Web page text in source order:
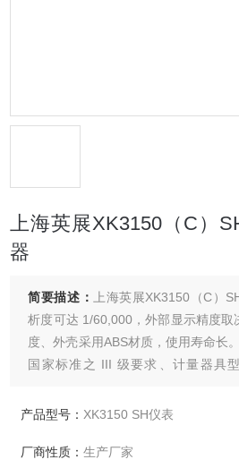
上海英展XK3150（C）
器
简要描述：
上海英展XK3150（C）SH
析度可达 1/60,000，外部显示精度
度、外壳采用ABS材质，使用寿命长
国家标准之 III 级要求、计量器
统，或连接 PLC 达成一复杂之系统
产品型号： XK3150 SH仪表
厂商性质：生产厂家